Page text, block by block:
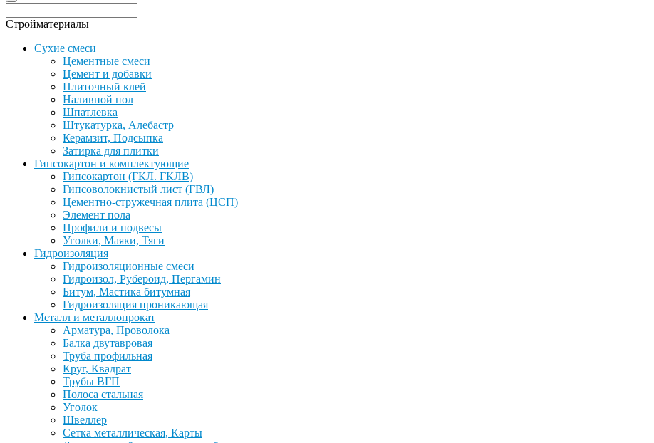
Стройматериалы
Сухие смеси
Цементные смеси
Цемент и добавки
Плиточный клей
Наливной пол
Шпатлевка
Штукатурка, Алебастр
Керамзит, Подсыпка
Затирка для плитки
Гипсокартон и комплектующие
Гипсокартон (ГКЛ. ГКЛВ)
Гипсоволокнистый лист (ГВЛ)
Цементно-стружечная плита (ЦСП)
Элемент пола
Профили и подвесы
Уголки, Маяки, Тяги
Гидроизоляция
Гидроизоляционные смеси
Гидроизол, Рубероид, Пергамин
Битум, Мастика битумная
Гидроизоляция проникающая
Металл и металлопрокат
Арматура, Проволока
Балка двутавровая
Труба профильная
Круг, Квадрат
Трубы ВГП
Полоса стальная
Уголок
Швеллер
Сетка металлическая, Карты